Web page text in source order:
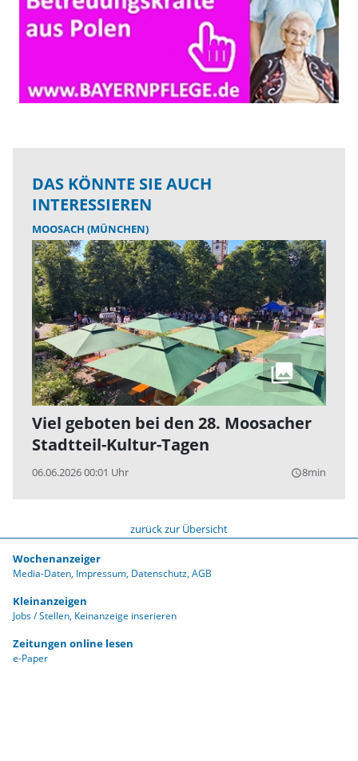
DAS KÖNNTE SIE AUCH
INTERESSIEREN
MOOSACH (MÜNCHEN)
Viel geboten bei den 28. Moosacher
Stadtteil-Kultur-Tagen
06.06.2026 00:01 Uhr query_builder8min
zurück zur Übersicht
Wochenanzeiger
Media-Daten Impressum Datenschutz AGB
Kleinanzeigen
Jobs / Stellen Keinanzeige inserieren
Zeitungen online lesen
e-Paper